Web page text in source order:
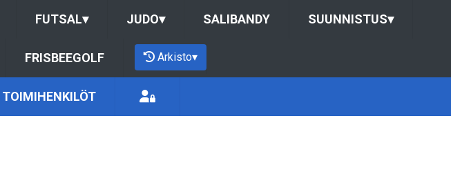
FUTSAL▾ JUDO▾ SALIBANDY SUUNNISTUS▾
FRISBEEGOLF Arkisto▾
TOIMIHENKILÖT